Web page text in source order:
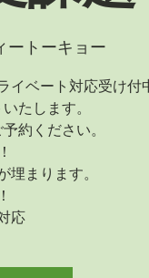
ートーキョー
イベート対応受け付
たします。
約ください。
埋まります。
応